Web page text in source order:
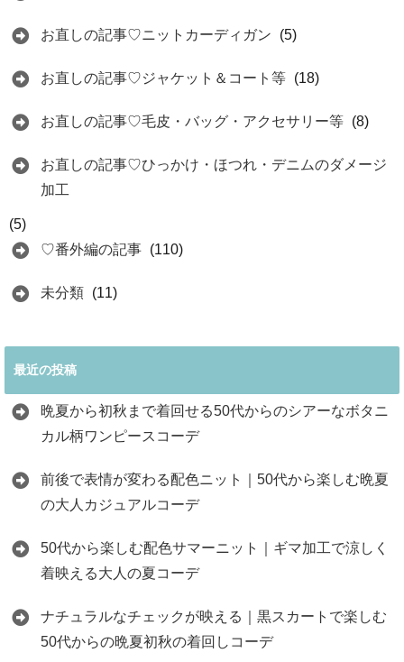
お直しの記事♡ニットカーディガン (5)
お直しの記事♡ジャケット＆コート等 (18)
お直しの記事♡毛皮・バッグ・アクセサリー等 (8)
お直しの記事♡ひっかけ・ほつれ・デニムのダメージ
加工
(5)
♡番外編の記事 (110)
未分類 (11)
最近の投稿
晩夏から初秋まで着回せる50代からのシアーなボタニ
カル柄ワンピースコーデ
前後で表情が変わる配色ニット｜50代から楽しむ晩夏
の大人カジュアルコーデ
50代から楽しむ配色サマーニット｜ギマ加工で涼しく
着映える大人の夏コーデ
ナチュラルなチェックが映える｜黒スカートで楽しむ
50代からの晩夏初秋の着回しコーデ